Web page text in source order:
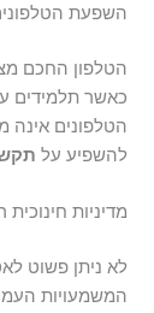
השפעת
הטלפון החכם
כאשר תלמידים
הטלפונים
להשפיע על
מדיניות
לא ניתן פשוט
המשמעויות